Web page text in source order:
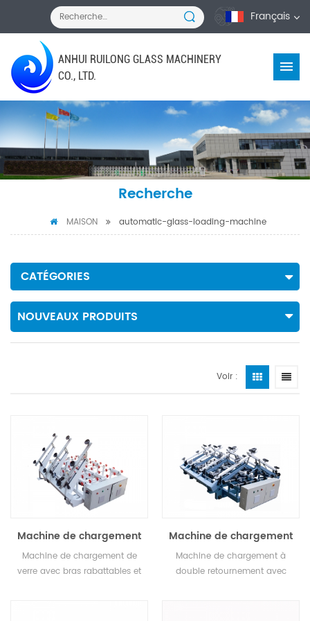
Français
ANHUI RUILONG GLASS MACHINERY
CO., LTD.
Recherche
MAISON automatic-glass-loading-machine
CATÉGORIES
NOUVEAUX PRODUITS
Voir :
Machine de chargement
à retournement unique
Machine de chargement de
verre avec bras rabattables et
Machine de chargement
à double retournement
Machine de chargement à
double retournement avec